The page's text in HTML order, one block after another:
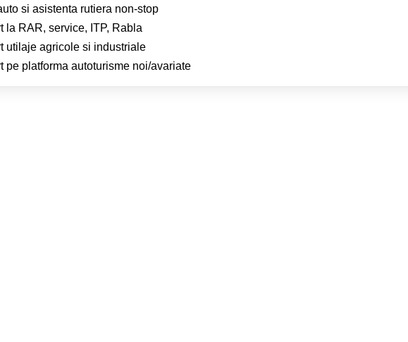
si asistenta rutiera non-stop
la RAR, service, ITP, Rabla
utilaje agricole si industriale
pe platforma autoturisme noi/avariate